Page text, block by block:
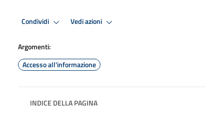
Condividi Vedi azioni
Argomenti:
Accesso all'informazione
INDICE DELLA PAGINA